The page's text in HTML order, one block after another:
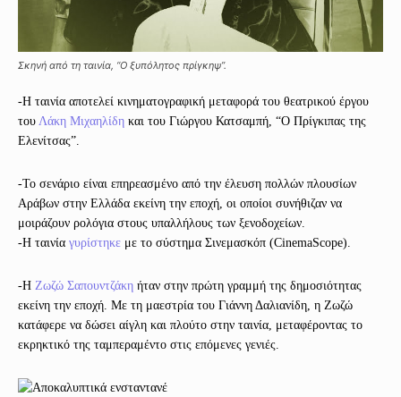
Σκηνή από τη ταινία, “Ο ξυπόλητος πρίγκηψ”.
-Η ταινία αποτελεί κινηματογραφική μεταφορά του θεατρικού έργου
του Λάκη Μιχαηλίδη και του Γιώργου Κατσαμπή, “Ο Πρίγκιπας της
Ελενίτσας”.
-Το σενάριο είναι επηρεασμένο από την έλευση πολλών πλουσίων
Αράβων στην Ελλάδα εκείνη την εποχή, οι οποίοι συνήθιζαν να
μοιράζουν ρολόγια στους υπαλλήλους των ξενοδοχείων.
-Η ταινία γυρίστηκε με το σύστημα Σινεμασκόπ (CinemaScope).
-Η Ζωζώ Σαπουντζάκη ήταν στην πρώτη γραμμή της δημοσιότητας
εκείνη την εποχή. Με τη μαεστρία του Γιάννη Δαλιανίδη, η Ζωζώ
κατάφερε να δώσει αίγλη και πλούτο στην ταινία, μεταφέροντας το
εκρηκτικό της ταμπεραμέντο στις επόμενες γενιές.